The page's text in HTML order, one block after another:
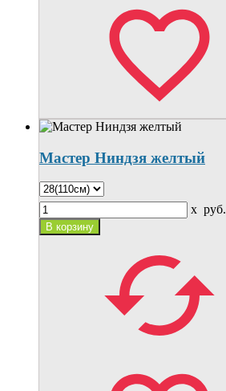
Мастер Ниндзя желтый
x руб.